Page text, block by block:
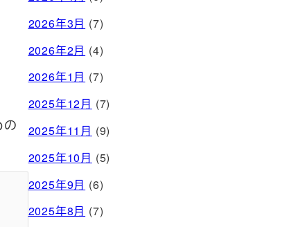
の
2026年3月 (7)
2026年2月 (4)
2026年1月 (7)
2025年12月 (7)
2025年11月 (9)
2025年10月 (5)
2025年9月 (6)
2025年8月 (7)